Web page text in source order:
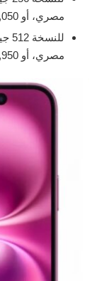
مصري، أو 4,050 ريال سعودي، أو 3,960 درهم إماراتي.
مصري، أو 4,950 ريال سعودي، أو 4,842